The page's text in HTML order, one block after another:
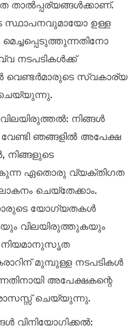
സ്ഥാപനവുമായോ ഉള്ള
നടപടികൾക്ക്
സ്വകാര്യ
ചെയ്യുന്നു.
നിങ്ങൾ
ഞങ്ങളിൽ അപേക്ഷ
നിങ്ങളുടെ
ഏതൊരു വ്യക്തിഗത
ചെയ്തേക്കാം.
യോഗ്യതകൾ
വിലയിരുത്തുകയും
നിയമാനുസൃത
മുമ്പുള്ള നടപടികൾ
അപേക്ഷകന്റെ
ചെയ്യുന്നു.
വിനിയോഗിക്കൽ: